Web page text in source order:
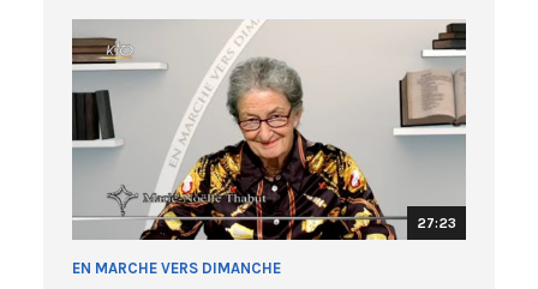
27:23
EN MARCHE VERS DIMANCHE